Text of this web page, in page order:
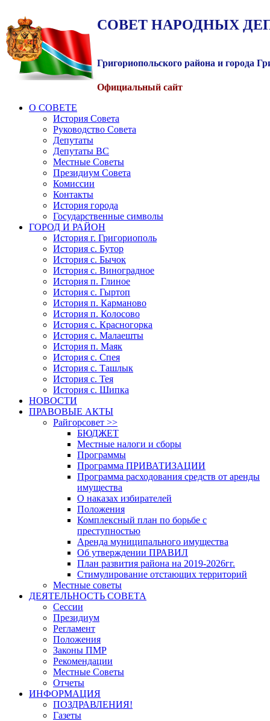
СОВЕТ НАРОДНЫХ
Григориопольского района и города
Официальный сайт
О СОВЕТЕ
История Совета
Руководство Совета
Депутаты
Депутаты ВС
Местные Советы
Президиум Совета
Комиссии
Контакты
История города
Государственные символы
ГОРОД И РАЙОН
История г. Григориополь
История с. Бутор
История с. Бычок
История с. Виноградное
История п. Глиное
История с. Гыртоп
История п. Карманово
История п. Колосово
История с. Красногорка
История с. Малаешты
История п. Маяк
История с. Спея
История с. Ташлык
История с. Тея
История с. Шипка
НОВОСТИ
ПРАВОВЫЕ АКТЫ
Райгорсовет >>
БЮДЖЕТ
Местные налоги и сборы
Программы
Программа ПРИВАТИЗАЦИИ
Программа расходования средств от аренды
имущества
О наказах избирателей
Положения
Комплексный план по борьбе с
преступностью
Аренда муниципального имущества
Об утверждении ПРАВИЛ
План развития района на 2019-2026гг.
Стимулирование отстающих территорий
Местные советы
ДЕЯТЕЛЬНОСТЬ СОВЕТА
Сессии
Президиум
Регламент
Положения
Законы ПМР
Рекомендации
Местные Советы
Отчеты
ИНФОРМАЦИЯ
ПОЗДРАВЛЕНИЯ!
Газеты